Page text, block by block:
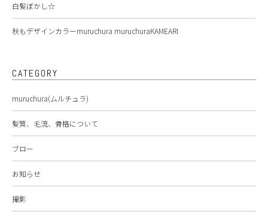
白髪ぼかし☆
秋もデザインカラーmuruchura muruchuraKAMEARI
CATEGORY
muruchura(ムルチュラ)
髪質、毛流、骨格について
ブロー
お知らせ
撮影